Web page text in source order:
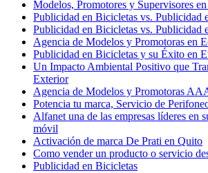
Modelos, Promotores y Supervisores
Publicidad en Bicicletas vs. Publicidad
Publicidad en Bicicletas vs. Publicidad
Agencia de Modelos y Promotoras en
Publicidad en Bicicletas y su Éxito en
Un Impacto Ambiental Positivo que
Exterior
Agencia de Modelos y Promotoras
Potencia tu marca, Servicio de
Alfanet una de las empresas líderes en
móvil
Activación de marca De Prati en Quito
Como vender un producto o servicio
Publicidad en Bicicletas